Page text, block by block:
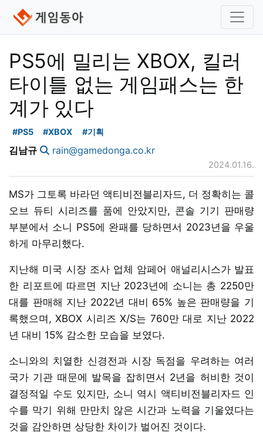
PS5에 밀리는 XBOX, 킬러
타이틀 없는 게임패스는 한
계가 있다
#PS5 #XBOX #기획
김남규 rain@gamedonga.co.kr
2024.01.16.
MS가 그토록 바라던 액티비전블리자드, 더 정확히는 콜
오브 듀티 시리즈를 품에 안았지만, 콘솔 기기 판매량
부분에서 소니 PS5에 완패를 당하면서 2023년을 우울
하게 마무리했다.
지난해 미국 시장 조사 업체 암페어 애널리시스가 발표
한 리포트에 따르면 지난 2023년에 소니는 총 2250만
대를 판매해 지난 2022년 대비 65% 높은 판매량을 기
록했으며, XBOX 시리즈 X/S는 760만 대로 지난 2022
년 대비 15% 감소한 모습을 보였다.
소니와의 치열한 신경전과 시장 독점을 우려하는 여러
국가 기관 때문에 발목을 잡히면서 2년을 허비한 것이
결정적일 수도 있지만, 소니 역시 액티비전블리자드 인
수를 막기 위해 만만치 않은 시간과 노력을 기울였다는
것을 감안하면 상당한 차이가 벌어진 것이다.